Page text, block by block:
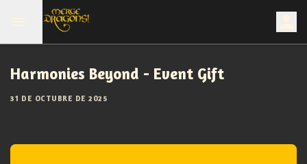
Harmonies Beyond - Event Gift
31 DE OCTUBRE DE 2025